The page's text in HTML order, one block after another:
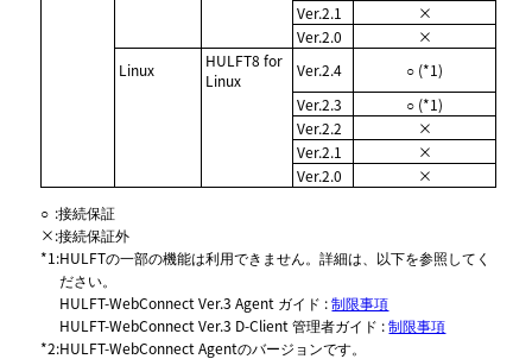
Ver.2.1
×
Ver.2.0
×
Linux
HULFT8 for
Linux
Ver.2.4
○ (*1)
Ver.2.3
○ (*1)
Ver.2.2
×
Ver.2.1
×
Ver.2.0
×
○ :接続保証
×:接続保証外
*1:HULFTの一部の機能は利用できません。詳細は、以下を参照してく
ださい。
HULFT-WebConnect Ver.3 Agent ガイド :制限事項
HULFT-WebConnect Ver.3 D-Client 管理者ガイド :制限事項
*2:HULFT-WebConnect Agentのバージョンです。